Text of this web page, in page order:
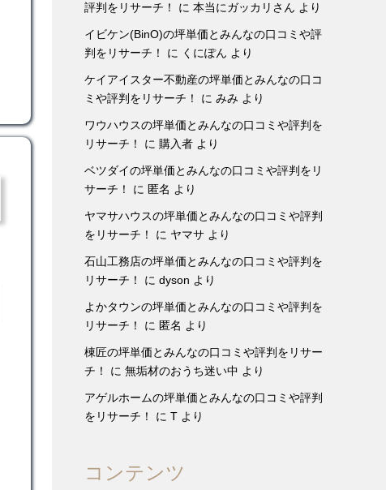
評判をリサーチ！
に 本当にガッカリさん より
イビケン(BinO)の坪単価とみんなの口コミや評
判をリサーチ！
に くにぽん より
ケイアイスター不動産の坪単価とみんなの口コ
ミや評判をリサーチ！
に みみ より
ワウハウスの坪単価とみんなの口コミや評判を
リサーチ！
に 購入者 より
ベツダイの坪単価とみんなの口コミや評判をリ
サーチ！
に 匿名 より
ヤマサハウスの坪単価とみんなの口コミや評判
をリサーチ！
に ヤマサ より
石山工務店の坪単価とみんなの口コミや評判を
リサーチ！
に dyson より
よかタウンの坪単価とみんなの口コミや評判を
リサーチ！
に 匿名 より
棟匠の坪単価とみんなの口コミや評判をリサー
チ！
に 無垢材のおうち迷い中 より
アゲルホームの坪単価とみんなの口コミや評判
をリサーチ！
に T より
コンテンツ